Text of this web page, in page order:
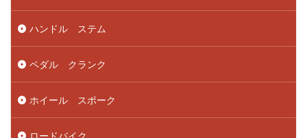
ハンドル ステム
ペダル クランク
ホイール スポーク